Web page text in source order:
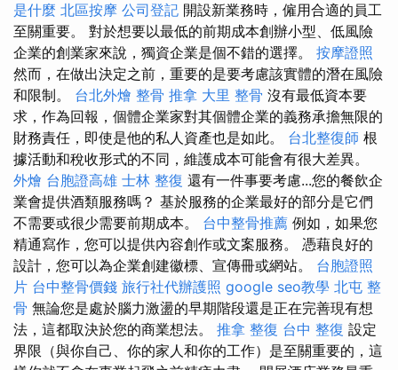
是什麼 北區按摩 公司登記 開設新業務時，僱用合適的員工
至關重要。 對於想要以最低的前期成本創辦小型、低風險
企業的創業家來說，獨資企業是個不錯的選擇。 按摩證照
然而，在做出決定之前，重要的是要考慮該實體的潛在風險
和限制。 台北外燴 整骨 推拿 大里 整骨 ‍沒有最低資本要
求，作為回報，個體企業家對其個體企業的義務承擔無限的
財務責任，即使是他的私人資產也是如此。 台北整復師 根
據活動和稅收形式的不同，維護成本可能會有很大差異。
外燴 台胞證高雄 士林 整復 還有一件事要考慮...您的餐飲企
業會提供酒類服務嗎？ 基於服務的企業最好的部分是它們
不需要或很少需要前期成本。 台中整骨推薦 例如，如果您
精通寫作，您可以提供內容創作或文案服務。 憑藉良好的
設計，您可以為企業創建徽標、宣傳冊或網站。 台胞證照
片 台中整骨價錢 旅行社代辦護照 google seo教學 北屯 整
骨 無論您是處於腦力激盪的早期階段還是正在完善現有想
法，這都取決於您的商業想法。 推拿 整復 台中 整復 設定
界限（與你自己、你的家人和你的工作）是至關重要的，這